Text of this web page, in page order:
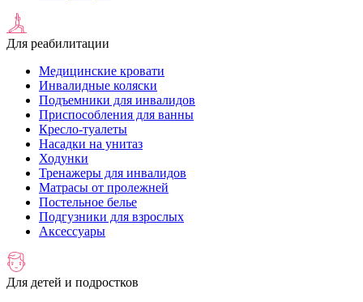
Для реабилитации
Медицинские кровати
Инвалидные коляски
Подъемники для инвалидов
Приспособления для ванны
Кресло-туалеты
Насадки на унитаз
Ходунки
Тренажеры для инвалидов
Матрасы от пролежней
Постельное белье
Подгузники для взрослых
Аксессуары
Для детей и подростков